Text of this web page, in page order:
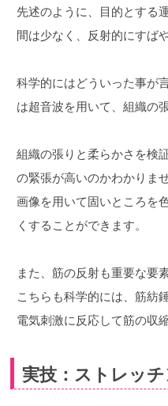
先述のように、目的とする
間は少なく、反射的にすば
科学的にはどういった事が
は超音波を用いて、組織の
組織の張りと柔らかさを検
の緊張が高いのかわかりませ
画像を用いて固いところを
くすることができます。
また、筋の反射も重要な要
こちらも科学的には、筋紡
電気刺激に反応して筋の収
実技：ストレッ